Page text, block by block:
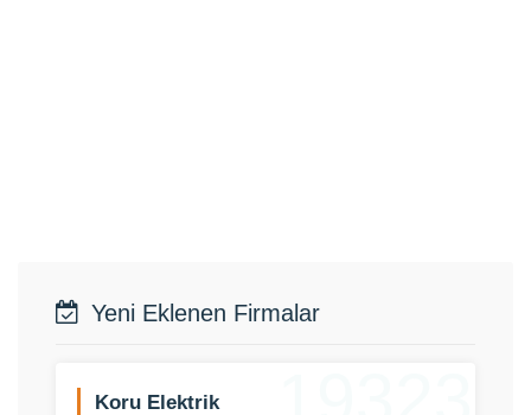
Yeni Eklenen Firmalar
Koru Elektrik